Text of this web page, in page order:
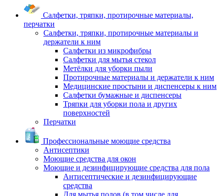
Салфетки, тряпки, протирочные материалы,
перчатки
Салфетки, тряпки, протирочные материалы и
держатели к ним
Салфетки из микрофибры
Салфетки для мытья стекол
Метёлки для уборки пыли
Протирочные материалы и держатели к ним
Медицинские простыни и диспенсеры к ним
Салфетки бумажные и диспенсеры
Тряпки для уборки пола и других
поверхностей
Перчатки
Профессиональные моющие средства
Антисептики
Моющие средства для окон
Моющие и дезинфицирующие средства для пола
Антисептические и дезинфицирующие
средства